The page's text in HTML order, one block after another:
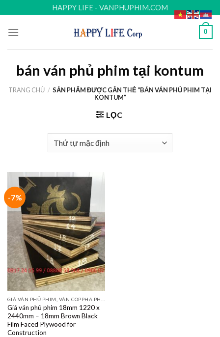
to
content
HAPPY LIFE - VANPHUPHIM.COM
0
bán ván phủ phim tại kontum
TRANG CHỦ / SẢN PHẨM ĐƯỢC GẮN THẺ “BÁN VÁN PHỦ PHIM TẠI
KONTUM”
LỌC
-7%
Giá ván phủ phim 18mm 1220 x
2440mm – 18mm Brown Black
Film Faced Plywood for
Construction